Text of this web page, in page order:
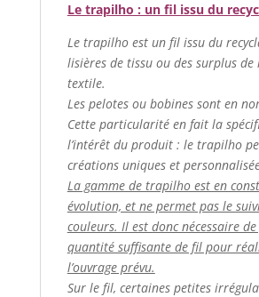
Le trapilho : un fil issu du
Le trapilho est un fil issu du
lisières de tissu ou des surplus de
textile.
Les pelotes ou bobines sont en
Cette particularité en fait la
l’intérêt du produit : le trapilho
créations uniques et
La gamme de trapilho est en
évolution, et ne permet pas le
couleurs. Il est donc nécessaire
quantité suffisante de fil pour
l’ouvrage prévu.
Sur le fil, certaines petites